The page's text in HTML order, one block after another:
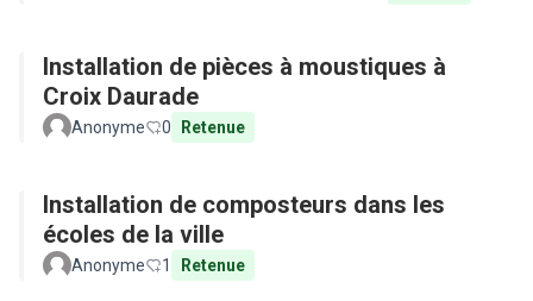
Installation de pièces à moustiques à
Croix Daurade
Anonyme 0 Retenue
Installation de composteurs dans les
écoles de la ville
Anonyme 1 Retenue